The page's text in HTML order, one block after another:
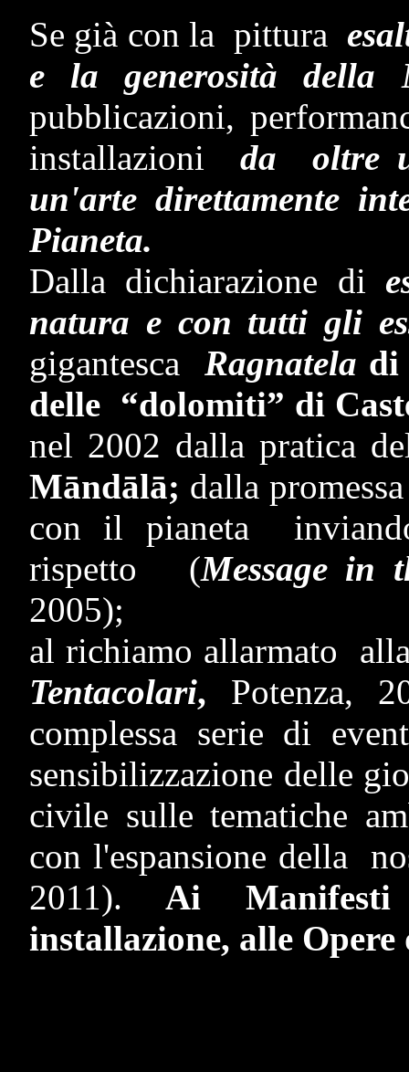
Se già con la pittura
e la generosità della
pubblicazioni,
installazioni da oltre
un'arte direttamente
Pianeta.
Dalla dichiarazione di
natura e con tutti gli
gigantesca
Ragnatela di
delle “dolomiti” di
nel 2002 dalla pratica
Māndālā; dalla
con il pianeta
rispetto (Message in
2005);
al richiamo allarmato
Tentacolari, Potenza,
complessa serie di
sensibilizzazione delle
civile sulle tematiche
con l'espansione della
2011). Ai Manifesti
installazione, alle Opere